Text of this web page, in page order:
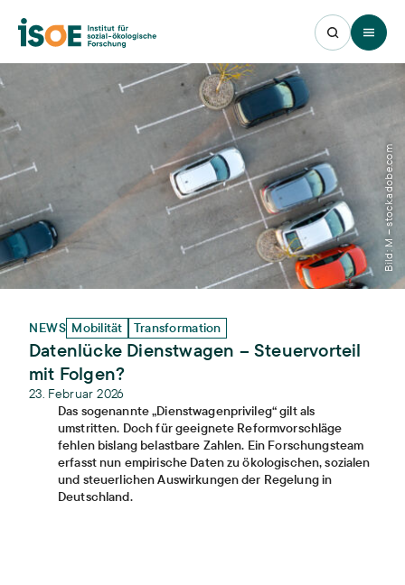
Open
Bild: M – stock.adobe.com
NEWS Mobilität Transformation
Datenlücke Dienstwagen – Steuervorteil
mit Folgen?
23. Februar 2026
Das sogenannte „Dienstwagenprivileg“ gilt als
umstritten. Doch für geeignete Reformvorschläge
fehlen bislang belastbare Zahlen. Ein Forschungsteam
erfasst nun empirische Daten zu ökologischen, sozialen
und steuerlichen Auswirkungen der Regelung in
Deutschland.